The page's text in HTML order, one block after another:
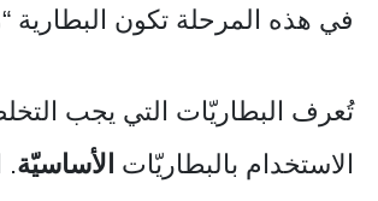
في هذه المرحلة تكون البطارية
تُعرف البطاريّات التي يجب
الاستخدام بالبطاريّات الأساسيّة.